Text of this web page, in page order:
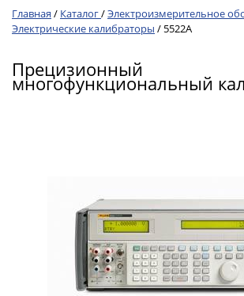
Главная / Каталог/Электроизмерительное
Электрические калибраторы / 5522A
Прецизионный
многофункциональный